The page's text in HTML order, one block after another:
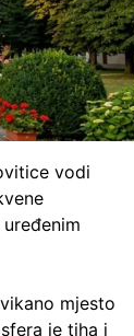
vodi
mjesto
je tiha i